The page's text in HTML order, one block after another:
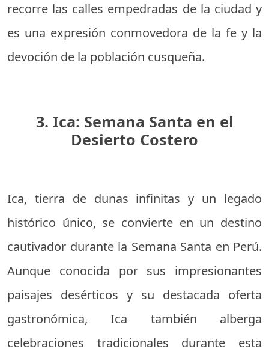
recorre las calles empedradas de la ciudad y
es una expresión conmovedora de la fe y la
devoción de la población cusqueña.
3. Ica: Semana Santa en el
Desierto Costero
Ica, tierra de dunas infinitas y un legado
histórico único, se convierte en un destino
cautivador durante la Semana Santa en Perú.
Aunque conocida por sus impresionantes
paisajes desérticos y su destacada oferta
gastronómica, Ica también alberga
celebraciones tradicionales durante esta